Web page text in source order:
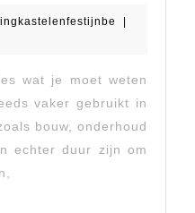
wat je moet weten
vaker gebruikt in
bouw, onderhoud
echter duur zijn om